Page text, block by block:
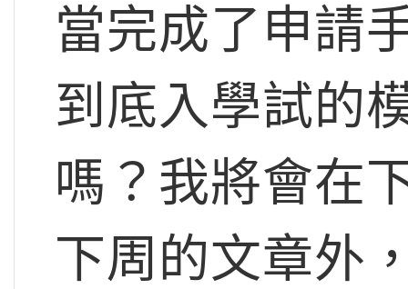
當完成了申請
到底入學試的
嗎？我將會在
下周的文章外